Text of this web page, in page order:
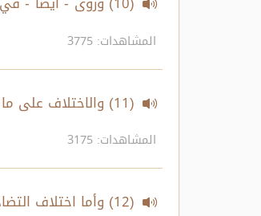
الأرض ... الحديث
المشاهدات: 3775
(11) والاختلاف على ما ذكره الله في القرآن قسمان
المشاهدات: 3175
(12) وأما اختلاف التضاد فهو: القولان المتنافيان